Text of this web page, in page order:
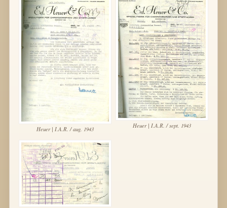
Heuer | I.A.R. / aug. 1943 Heuer | I.A.R. / sept. 1943